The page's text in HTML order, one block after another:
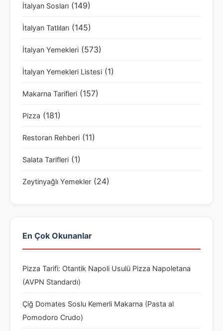
İtalyan Sosları (149)
İtalyan Tatlıları (145)
İtalyan Yemekleri (573)
İtalyan Yemekleri Listesi (1)
Makarna Tarifleri (157)
Pizza (181)
Restoran Rehberi (11)
Salata Tarifleri (1)
Zeytinyağlı Yemekler (24)
En Çok Okunanlar
Pizza Tarifi: Otantik Napoli Usulü Pizza Napoletana
(AVPN Standardı)
Çiğ Domates Soslu Kemerli Makarna (Pasta al
Pomodoro Crudo)